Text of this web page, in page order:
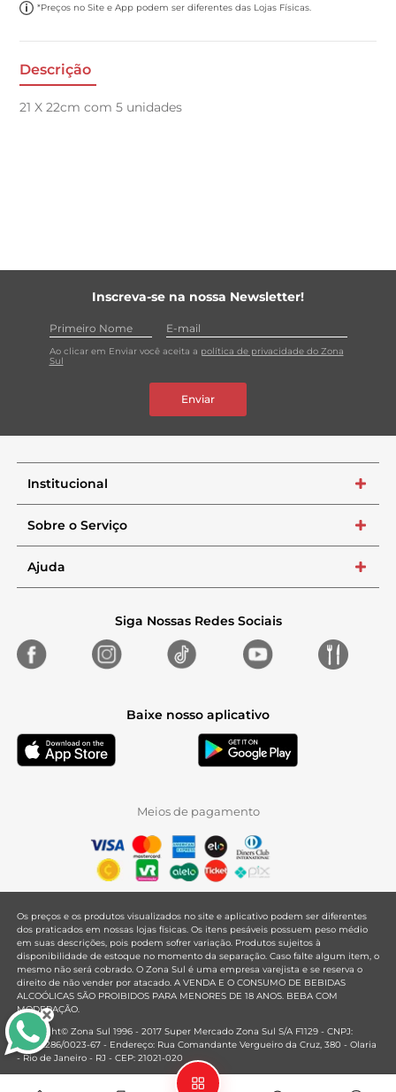
*Preços no Site e App podem ser diferentes das Lojas Físicas.
Descrição
21 X 22cm com 5 unidades
Inscreva-se na nossa Newsletter!
Ao clicar em Enviar você aceita a política de privacidade do Zona
Sul
Enviar
Institucional +
Sobre o Serviço +
Ajuda +
Siga Nossas Redes Sociais
Baixe nosso aplicativo
Meios de pagamento
Os preços e os produtos visualizados no site e aplicativo podem ser diferentes
dos praticados em nossas lojas físicas. Os itens pesáveis possuem peso médio
em suas descrições, pois podem sofrer variação. Produtos sujeitos à
disponibilidade de estoque no momento da separação. Caso falte algum item, o
mesmo não será cobrado. O Zona Sul é uma empresa varejista e se reserva o
direito de não vender por atacado. A VENDA E O CONSUMO DE BEBIDAS
ALCOÓLICAS SÃO PROIBIDOS PARA MENORES DE 18 ANOS. BEBA COM
MODERAÇÃO.
Copyright© Zona Sul 1996 - 2017 Super Mercado Zona Sul S/A F1129 - CNPJ:
33.381.286/0023-67 - Endereço: Rua Comandante Vergueiro da Cruz, 380 - Olaria
- Rio de Janeiro - RJ - CEP: 21021-020
Mantido por